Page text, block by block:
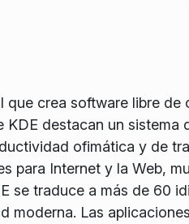
crea software libre
destacan un
ofimática y de
para Internet y la Web,
se traduce a más de 60
moderna. Las